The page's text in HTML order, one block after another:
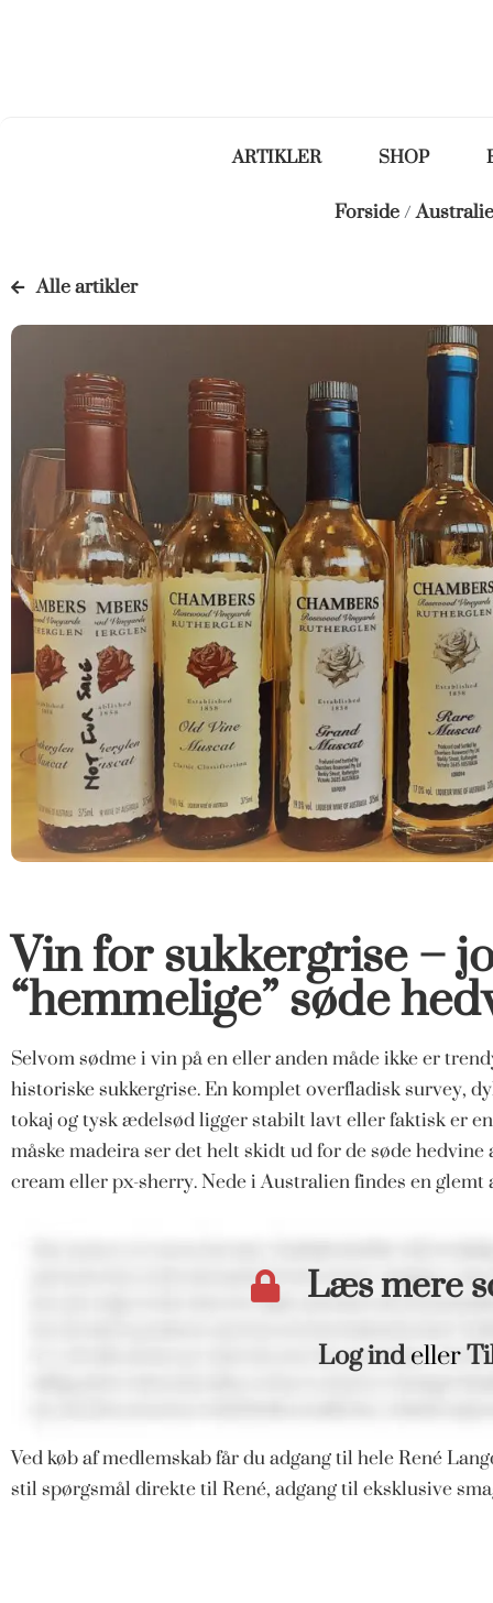
ARTIKLER SHOP
Forside/
Alle artikler
Vin for sukkergrise –
“hemmelige” søde
Selvom sødme i vin på en eller anden måde ikke er
historiske sukkergrise. En komplet overfladisk survey,
tokaj og tysk ædelsød ligger stabilt lavt eller faktisk er
måske madeira ser det helt skidt ud for de søde
cream eller px-sherry. Nede i Australien findes en
Læs mere
Log indeller
Ved køb af medlemskab får du adgang til hele René
stil spørgsmål direkte til René, adgang til eksklusive